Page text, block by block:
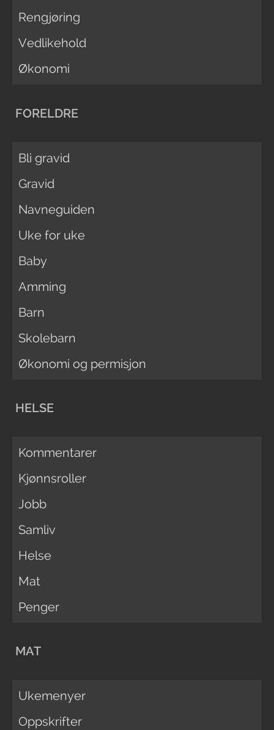
Rengjøring
Vedlikehold
Økonomi
FORELDRE
Bli gravid
Gravid
Navneguiden
Uke for uke
Baby
Amming
Barn
Skolebarn
Økonomi og permisjon
HELSE
Kommentarer
Kjønnsroller
Jobb
Samliv
Helse
Mat
Penger
MAT
Ukemenyer
Oppskrifter